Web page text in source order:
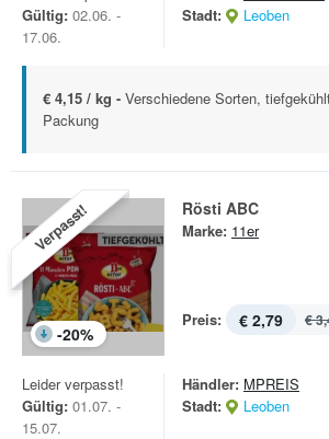
Gültig: 02.06. -
17.06.
Stadt:
Leoben
€ 4,15 / kg - Verschiedene Sorten,
Packung
Verpasst!
-20%
Rösti ABC
Marke: 11er
Preis: € 2,79 €
Leider verpasst!
Gültig: 01.07. -
15.07.
Händler: MPREIS
Stadt:
Leoben